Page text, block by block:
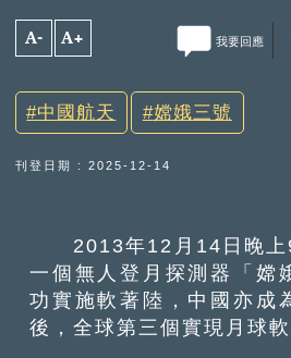
A- A+ 我要回應
中國航天 嫦娥三號
刊登日期 : 2025-12-14
2013年12月14日晚上
一個無人登月探測器「嫦
功實施軟著陸，中國亦成
後，全球第三個實現月球軟